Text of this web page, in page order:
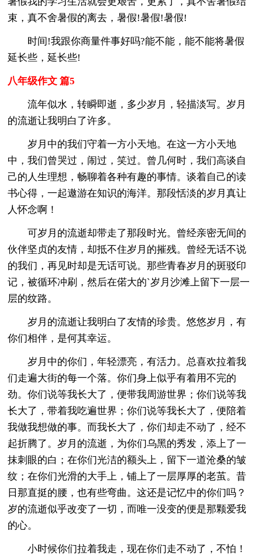
束，真不舍暑假的离去，暑假!暑假!暑假!
时间!我跟你商量件事好吗?能不能，能不能将暑假
延长些，延长些!
八年级作文 篇5
流年似水，转瞬即逝，多少岁月，轻描淡写。岁月
的流逝让我明白了许多。
岁月中的我们守着一方小天地。在这一方小天地
中，我们曾哭过，闹过，笑过。曾几何时，我们高谈自
己的人生理想，畅聊着各种有趣的事情。谈着自己的读
书心得，一起遨游在知识的海洋。那段恬淡的岁月真让
人怀念啊！
可岁月的流逝却带走了那段时光。曾经亲密无间的
伙伴坚贞的友情，却抵不住岁月的摧残。曾经无话不说
的我们，再见时却是无话可说。那些青春岁月的斑驳印
记，被循环冲刷，然后在偌大的`岁月沙滩上留下一层一
层的纹路。
岁月的流逝让我明白了友情的珍贵。悠悠岁月，有
你们相伴，是何其幸运。
岁月中的你们，年轻漂亮，有活力。总喜欢拉着我
们走遍大街的每一个落。你们身上似乎有着用不完的
劲。你们说等我长大了，便带我周游世界；你们说等我
长大了，带着我吃遍世界；你们说等我长大了，便陪着
我做我想做的事。而我长大了，你们却走不动了，经不
起折腾了。岁月的流逝，为你们乌黑的秀发，添上了一
抹刺眼的白；在你们光洁的额头上，留下一道沧桑的皱
纹；在你们光滑的大手上，铺上了一层厚厚的老茧。昔
日那直挺的腰，也有些弯曲。这还是记忆中的你们吗？
岁的流逝似乎改变了一切，而唯一没变的便是那颗爱我
的心。
小时候你们拉着我走，现在你们走不动了，不怕！